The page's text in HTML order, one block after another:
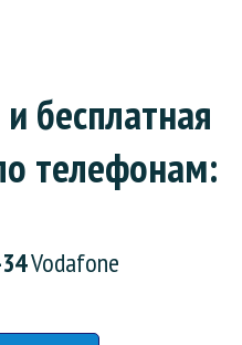
бесплатная
телефонам:
Vodafone